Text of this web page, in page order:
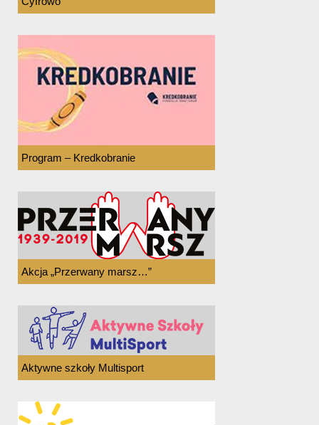
Program – Kredkobranie
Akcja „Przerwany marsz…”
Aktywne szkoły Multisport